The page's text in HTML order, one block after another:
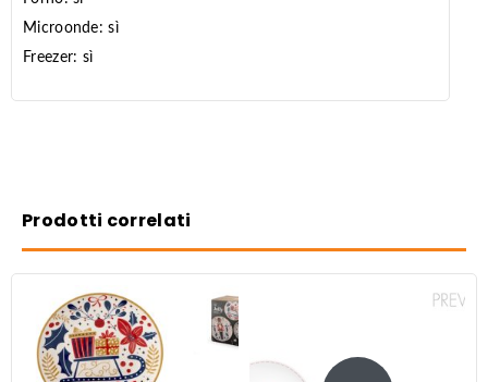
Microonde: sì
Freezer: sì
Prodotti correlati